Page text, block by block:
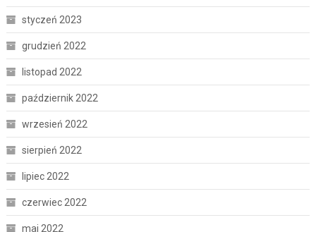
styczeń 2023
grudzień 2022
listopad 2022
październik 2022
wrzesień 2022
sierpień 2022
lipiec 2022
czerwiec 2022
maj 2022